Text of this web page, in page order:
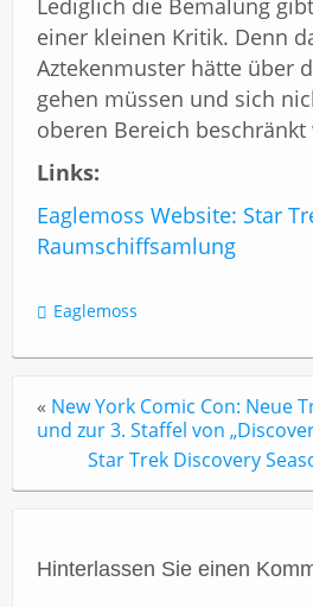
einer kleinen Kritik. Denn
Aztekenmuster hätte über
gehen müssen und sich
oberen Bereich
Links:
Eaglemoss Website: Star
Raumschiffsamlung
Eaglemoss
« New York Comic Con: Neue
und zur 3. Staffel von
Star Trek Discovery
Hinterlassen Sie einen